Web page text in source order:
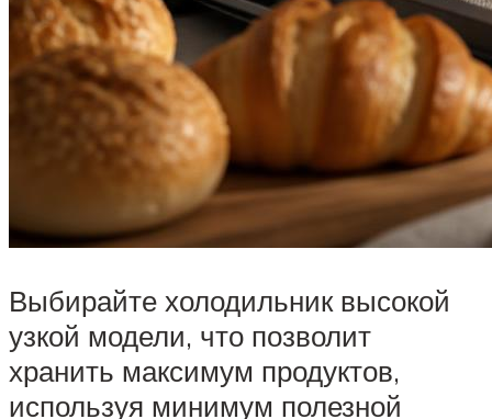
Выбирайте холодильник высокой
узкой модели, что позволит
хранить максимум продуктов,
используя минимум полезной